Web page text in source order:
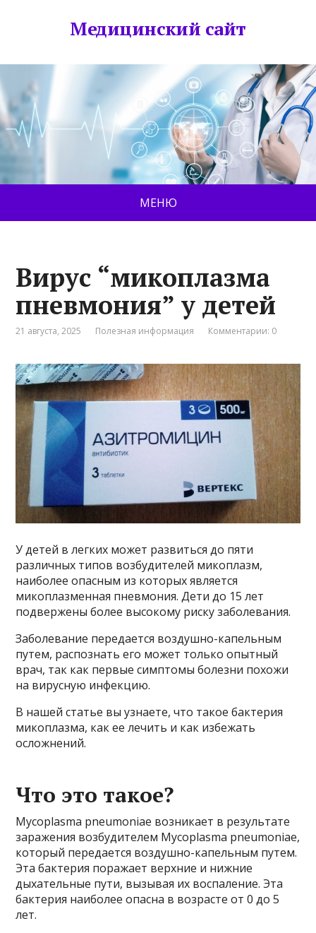
Медицинский сайт
МЕНЮ
Вирус “микоплазма
пневмония” у детей
21 августа, 2025 Полезная информация Комментарии: 0
У детей в легких может развиться до пяти
различных типов возбудителей микоплазм,
наиболее опасным из которых является
микоплазменная пневмония. Дети до 15 лет
подвержены более высокому риску заболевания.
Заболевание передается воздушно-капельным
путем, распознать его может только опытный
врач, так как первые симптомы болезни похожи
на вирусную инфекцию.
В нашей статье вы узнаете, что такое бактерия
микоплазма, как ее лечить и как избежать
осложнений.
Что это такое?
Mycoplasma pneumoniae возникает в результате
заражения возбудителем Mycoplasma pneumoniae,
который передается воздушно-капельным путем.
Эта бактерия поражает верхние и нижние
дыхательные пути, вызывая их воспаление. Эта
бактерия наиболее опасна в возрасте от 0 до 5
лет.